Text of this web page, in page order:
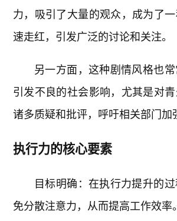
力，吸引了大量的观众，成为了
速走红，引发广泛的讨论和关注。
另一方面，这种剧情风格也
引发不良的社会影响，尤其是对
诸多质疑和批评，呼吁相关部门加
执行力的核心要素
目标明确：在执行力提升的
免分散注意力，从而提高工作效率。